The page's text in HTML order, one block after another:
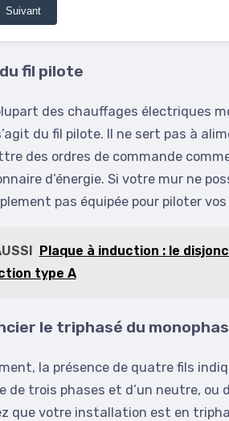
Suivant
fil pilote
des chauffages électriques
du fil pilote. Il ne sert pas à
des ordres de commande
d’énergie. Si votre mur ne
pas équipée pour piloter
Plaque à induction : le
type A
le triphasé du
la présence de quatre fils
de trois phases et d’un neutre, ou
que votre installation est en